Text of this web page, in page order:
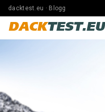
dacktest.eu · Blogg
DACKTEST.EU